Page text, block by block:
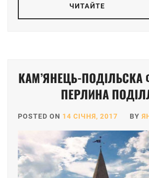
ЧИТАЙТЕ
КАМ’ЯНЕЦЬ-ПОДІЛЬСКА
ПЕРЛИНА
POSTED ON 14 СІЧНЯ, 2017 BY